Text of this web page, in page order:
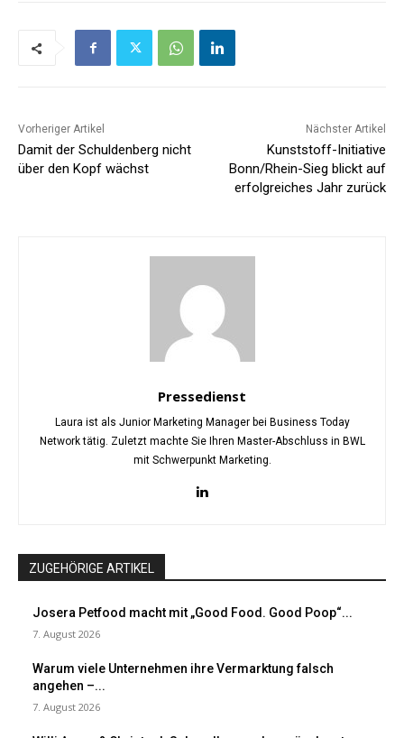
Vorheriger Artikel
Damit der Schuldenberg nicht
über den Kopf wächst
Nächster Artikel
Kunststoff-Initiative
Bonn/Rhein-Sieg blickt auf
erfolgreiches Jahr zurück
Pressedienst
Laura ist als Junior Marketing Manager bei Business Today
Network tätig. Zuletzt machte Sie Ihren Master-Abschluss in BWL
mit Schwerpunkt Marketing.
ZUGEHÖRIGE ARTIKEL
Josera Petfood macht mit „Good Food. Good Poop“...
7. August 2026
Warum viele Unternehmen ihre Vermarktung falsch
angehen –...
7. August 2026